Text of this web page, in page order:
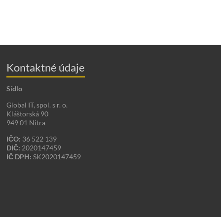
Kontaktné údaje
Sídlo
Global IT, spol. s r. o.
Kláštorská 90
949 01 Nitra
IČO: 36 522 139
DIČ: 2020147459
IČ DPH: SK2020147459